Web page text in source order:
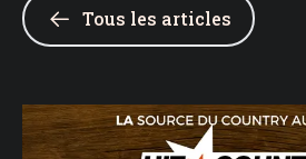
Tous les articles